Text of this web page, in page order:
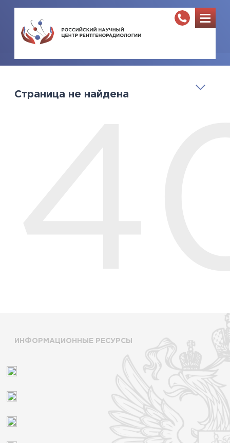
Страница не найдена
ИНФОРМАЦИОННЫЕ РЕСУРСЫ